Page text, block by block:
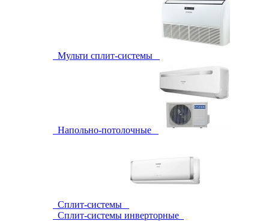
Мульти сплит-системы
Напольно-потолочные
Сплит-системы
Сплит-системы инверторные